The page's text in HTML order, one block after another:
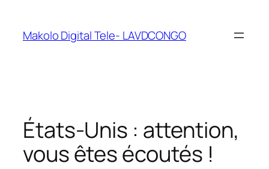
Makolo Digital Tele- LAVDCONGO
États-Unis : attention,
vous êtes écoutés !